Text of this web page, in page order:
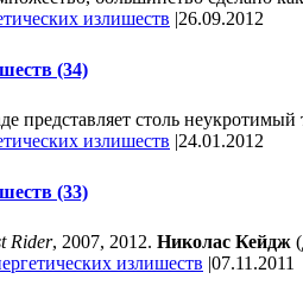
излишеств |26.09.2012
(34)
представляет столь
излишеств |24.01.2012
(33)
Rider, 2007, 2012. Николас Кейдж
излишеств |07.11.2011